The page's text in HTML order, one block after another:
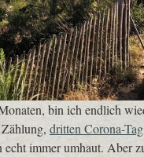
bin ich endlich
dritten Corona-Tag
echt immer umhaut. Aber